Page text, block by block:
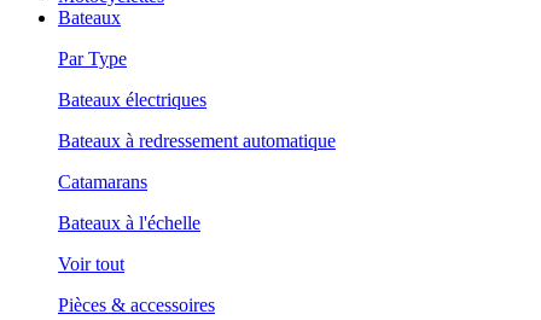
Bateaux
Par Type
Bateaux électriques
Bateaux à redressement automatique
Catamarans
Bateaux à l'échelle
Voir tout
Pièces & accessoires